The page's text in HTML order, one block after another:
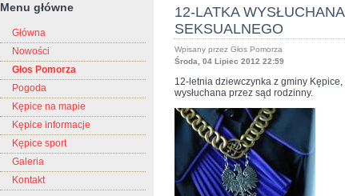
Menu główne
Główna
Nowości
Głos Pomorza
Pogoda
Kępice na mapie
Kępice informacje
Kępice sport
Galeria
Kontakt
12-LATKA
SEKSUALNEGO
Wpisany przez Głos Pomorza
Środa, 04 Lipiec 2012 22:59
12-letnia dziewczynka z gminy
wysłuchana przez sąd rodzinny.